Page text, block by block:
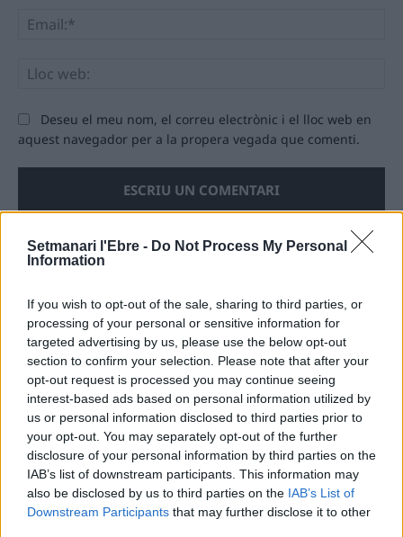
Setmanari l'Ebre - Do Not Process My Personal
Information
If you wish to opt-out of the sale, sharing to third parties, or
processing of your personal or sensitive information for
targeted advertising by us, please use the below opt-out
section to confirm your selection. Please note that after your
opt-out request is processed you may continue seeing
interest-based ads based on personal information utilized by
us or personal information disclosed to third parties prior to
your opt-out. You may separately opt-out of the further
disclosure of your personal information by third parties on the
IAB’s list of downstream participants. This information may
also be disclosed by us to third parties on the IAB’s List of
Downstream Participants that may further disclose it to other
Deseu el meu nom, el correu electrònic i el lloc web en
aquest navegador per a la propera vegada que comenti.
L’Observatori de l’Ebre lidera de nou la
recerca sobre l’astre rei en el segon
eclipsi solar total de la seva història
7 d'agost de 2026
L’Ajuntament de Tortosa amplia el
termini de les obres de l’aparcament
dels terrenys de Renfe per les altes
temperatures
7 d'agost de 2026